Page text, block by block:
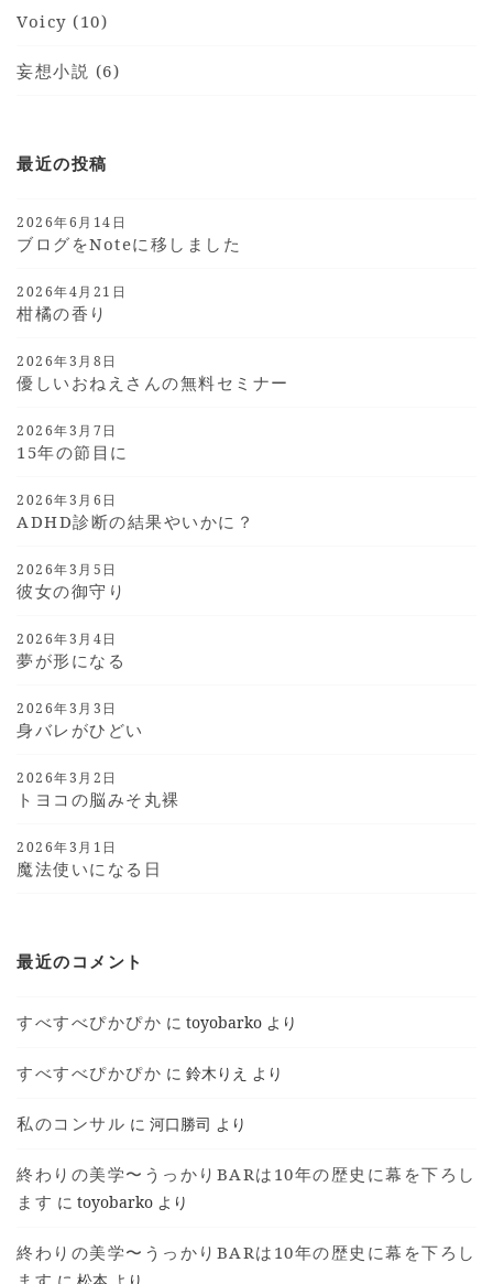
Voicy (10)
妄想小説 (6)
最近の投稿
2026年6月14日
ブログをnoteに移しました
2026年4月21日
柑橘の香り
2026年3月8日
優しいおねえさんの無料セミナー
2026年3月7日
15年の節目に
2026年3月6日
ADHD診断の結果やいかに？
2026年3月5日
彼女の御守り
2026年3月4日
夢が形になる
2026年3月3日
身バレがひどい
2026年3月2日
トヨコの脳みそ丸裸
2026年3月1日
魔法使いになる日
最近のコメント
すべすべぴかぴか にtoyobarko より
すべすべぴかぴか に鈴木りえ より
私のコンサル に河口勝司 より
終わりの美学〜うっかりBARは10年の歴史に幕を下ろし
ます にtoyobarko より
終わりの美学〜うっかりBARは10年の歴史に幕を下ろし
ます に松本 より